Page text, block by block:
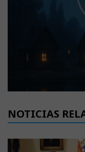
NOTICIAS